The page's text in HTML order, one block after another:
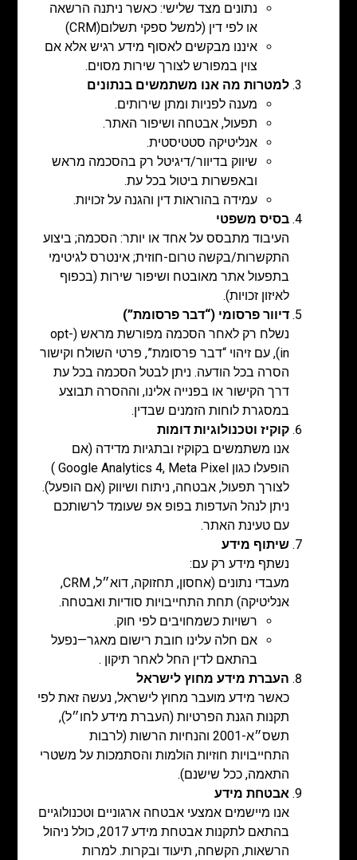
נתונים מצד שלישי: כאשר ניתנה הרשאה
או לפי דין (למשל ספקי תשלום(CRM)
איננו מבקשים לאסוף מידע רגיש אלא אם
צוין במפורש לצורך שירות מסוים.
למטרות מה אנו משתמשים בנתונים
מענה לפניות ומתן שירותים.
תפעול, אבטחה ושיפור האתר.
אנליטיקה סטטיסטית.
שיווק בדיוור/דיגיטל רק בהסכמה מראש
ובאפשרות ביטול בכל עת.
עמידה בהוראות דין והגנה על זכויות.
בסיס משפטי
העיבוד מתבסס על אחד או יותר: הסכמה; ביצוע
התקשרות/בקשה טרום-חוזית; אינטרס לגיטימי
בתפעול אתר מאובטח ושיפור שירות (בכפוף
לאיזון זכויות).
דיוור פרסומי (“דבר פרסומת”)
נשלח רק לאחר הסכמה מפורשת מראש (opt-
in), עם זיהוי “דבר פרסומת”, פרטי השולח וקישור
הסרה בכל הודעה. ניתן לבטל הסכמה בכל עת
דרך הקישור או בפנייה אלינו, וההסרה תבוצע
במסגרת לוחות הזמנים שבדין.
קוקיז וטכנולוגיות דומות
אנו משתמשים בקוקיז ובתגיות מדידה (אם
הופעלו כגון Google Analytics 4, Meta Pixel )
לצורך תפעול, אבטחה, ניתוח ושיווק (אם הופעל).
ניתן לנהל העדפות בפופ אפ שעומד לרשותכם
עם טעינת האתר.
שיתוף מידע
נשתף מידע רק עם:
מעבדי נתונים (אחסון, תחזוקה, דוא״ל, CRM,
אנליטיקה) תחת התחייבויות סודיות ואבטחה.
רשויות כשמחויבים לפי חוק.
אם חלה עלינו חובת רישום מאגר—נפעל
בהתאם לדין החל לאחר תיקון .
העברת מידע מחוץ לישראל
כאשר מידע מועבר מחוץ לישראל, נעשה זאת לפי
תקנות הגנת הפרטיות (העברת מידע לחו״ל),
תשס״א-2001 והנחיות הרשות (לרבות
התחייבויות חוזיות הולמות והסתמכות על משטרי
התאמה, ככל שישנם).
אבטחת מידע
אנו מיישמים אמצעי אבטחה ארגוניים וטכנולוגיים
בהתאם לתקנות אבטחת מידע 2017, כולל ניהול
הרשאות, הקשחה, תיעוד ובקרות. למרות